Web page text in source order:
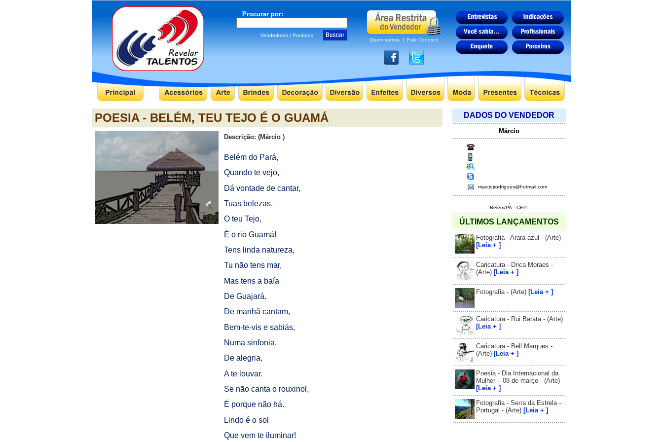
Procurar por:
Vendedores / Produtos
Quem somos | Fale Conosco
POESIA - BELÉM, TEU TEJO É O GUAMÁ
Descrição: (Márcio )
Belém do Pará,
Quando te vejo,
Dá vontade de cantar,
Tuas belezas.
O teu Tejo,
É o rio Guamá!
Tens linda natureza,
Tu não tens mar,
Mas tens a baía
De Guajará.
De manhã cantam,
Bem-te-vis e sabiás,
Numa sinfonia,
De alegria,
A te louvar.
Se não canta o rouxinol,
É porque não há.
Lindo é o sol
Que vem te iluminar!
DADOS DO VENDEDOR
Márcio
marciojrodrigues@hotmail.com
Belém/PA - CEP:
ÚLTIMOS LANÇAMENTOS
Fotografia - Arara azul - (Arte)
[Leia + ]
Caricatura - Drica Moraes -
(Arte) [Leia + ]
Fotografia - (Arte) [Leia + ]
Caricatura - Rui Barata - (Arte)
[Leia + ]
Caricatura - Bell Marques -
(Arte) [Leia + ]
Poesia - Dia Internacional da
Mulher – 08 de março - (Arte)
[Leia + ]
Fotografia - Serra da Estrela -
Portugal - (Arte) [Leia + ]